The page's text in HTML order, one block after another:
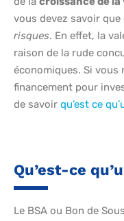
vous devez savoir
risques. En effet, la
raison de la rude
économiques. Si vous
financement pour
de savoir qu’est ce
Qu’est-ce
Le BSA ou Bon de